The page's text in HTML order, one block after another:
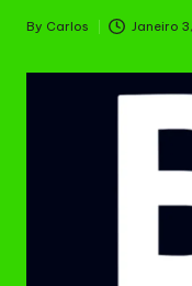
Posted
By Carlos Janeiro